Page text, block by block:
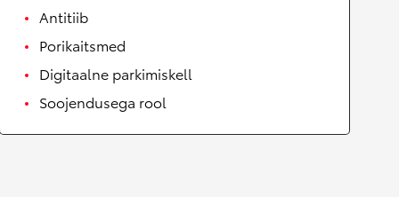
Antitiib
Porikaitsmed
Digitaalne parkimiskell
Soojendusega rool